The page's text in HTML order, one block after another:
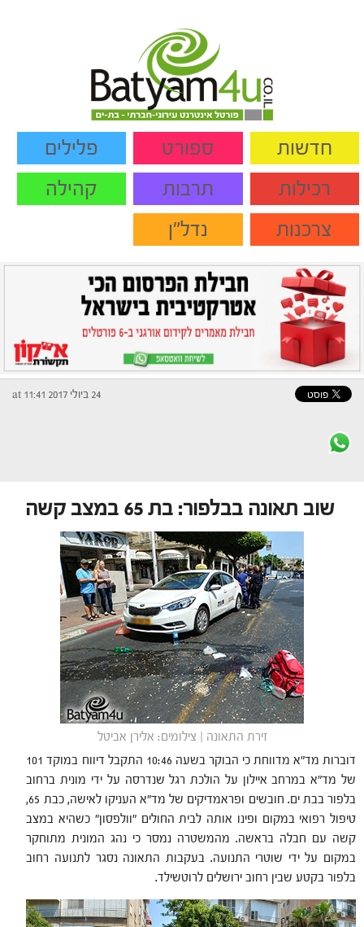
חדשות ספורט
פלילים
רכילות
תרבות
קהילה
צרכנות
נדל"ן
24 ביולי 2017 at 11:41
שוב תאונה בבלפור: בת 65 במצב קשה
זירת התאונה | צילומים: אלירן אביטל
דוברות מד"א מדווחת כי הבוקר בשעה 10:46 התקבל דיווח במוקד 101
של מד"א במרחב איילון על הולכת רגל שנדרסה על ידי מונית ברחוב
בלפור בבת ים. חובשים ופראמדיקים של מד"א העניקו לאישה, כבת 65,
טיפול רפואי במקום ופינו אותה לבית החולים "וולפסון" כשהיא במצב
קשה עם חבלה בראשה. מהמשטרה נמסר כי נהג המונית מתוחקר
במקום על ידי שוטרי התנועה. בעקבות התאונה נסגר לתנועה רחוב
בלפור בקטע שבין רחוב ירושלים לרוטשילד.